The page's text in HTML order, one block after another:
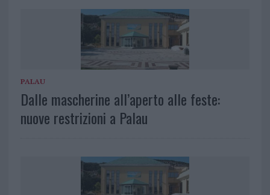
PALAU
Dalle mascherine all’aperto alle feste:
nuove restrizioni a Palau